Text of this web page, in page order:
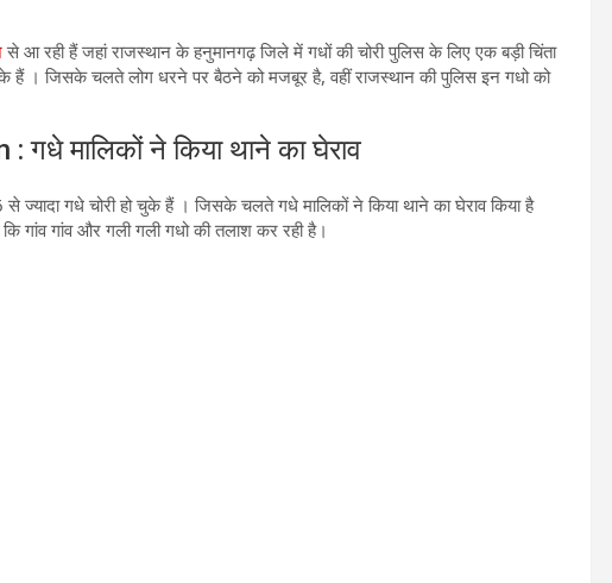
से आ रही हैं जहां राजस्थान के हनुमानगढ़ जिले में गधों की चोरी पुलिस के लिए एक बड़ी चिंता
हैं । जिसके चलते लोग धरने पर बैठने को मजबूर है, वहीं राजस्थान की पुलिस इन गधो को
मालिकों ने किया थाने का घेराव
गधे चोरी हो चुके हैं । जिसके चलते गधे मालिकों ने किया थाने का घेराव किया है
गांव गांव और गली गली गधो की तलाश कर रही है।